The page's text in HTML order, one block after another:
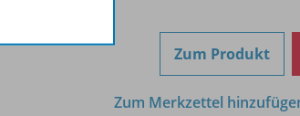
Zum Produkt
Zum Merkzettel